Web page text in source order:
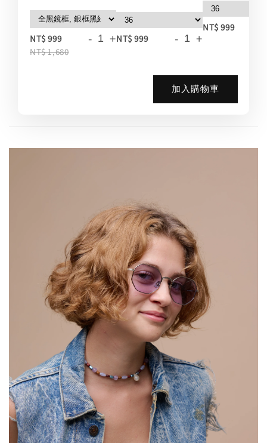
NT$ 999
NT$ 1,680
- +NT$ 999 - +
NT$ 999
加入購物車